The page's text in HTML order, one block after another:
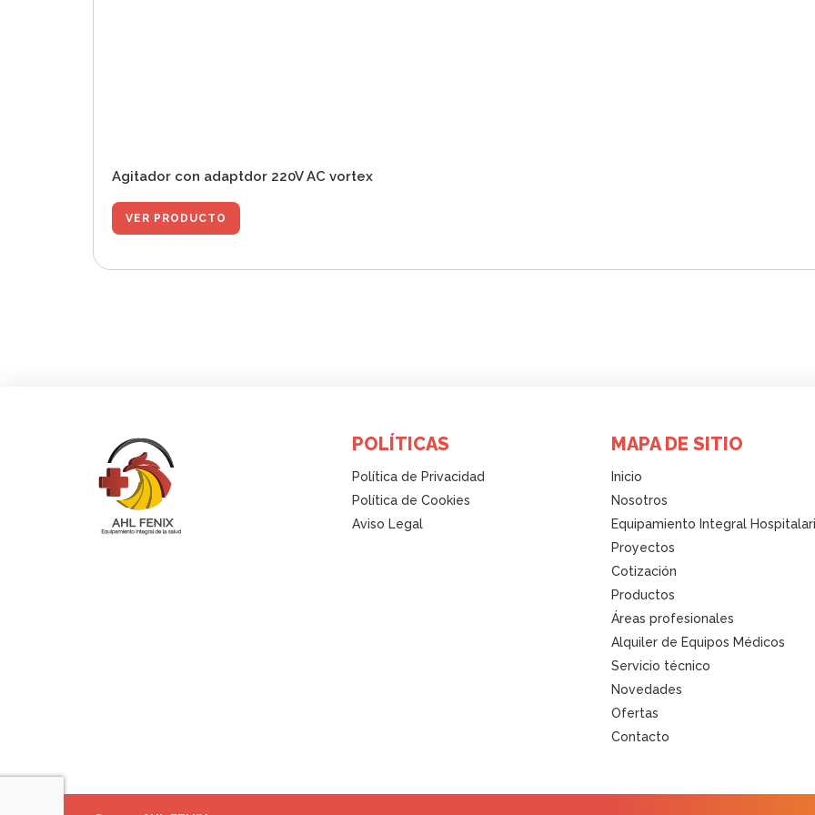
Agitador con adaptdor 220V AC vortex
VER PRODUCTO
POLÍTICAS
Política de Privacidad
Política de Cookies
Aviso Legal
MAPA DE SITIO
Inicio
Nosotros
Equipamiento Integral
Proyectos
Cotización
Productos
Áreas profesionales
Alquiler de Equipos Médicos
Servicio técnico
Novedades
Ofertas
Contacto